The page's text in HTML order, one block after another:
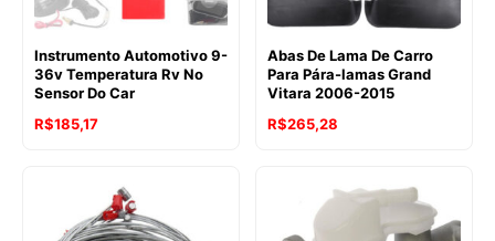
Instrumento Automotivo 9-
36v Temperatura Rv No
Sensor Do Car
R$185,17
Abas De Lama De Carro
Para Pára-lamas Grand
Vitara 2006-2015
R$265,28